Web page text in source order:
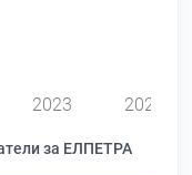
2023 2024
за ЕЛПЕТРА